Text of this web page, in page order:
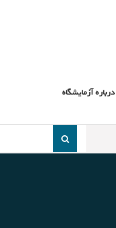
درباره آزمایشگاه
جست